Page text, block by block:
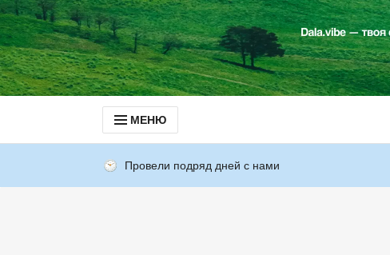
МЕНЮ
Провели подряд дней с нами